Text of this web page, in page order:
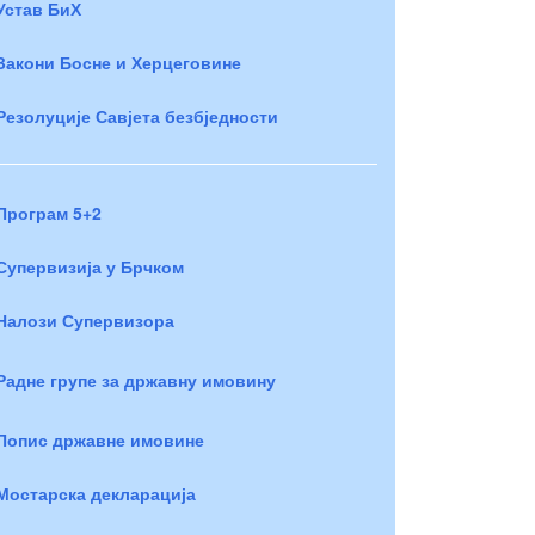
БиХ
Босне и Херцеговине
Савјета безбједности
5+2
у Брчком
Супервизора
групе за државну имовину
државне имовине
декларација